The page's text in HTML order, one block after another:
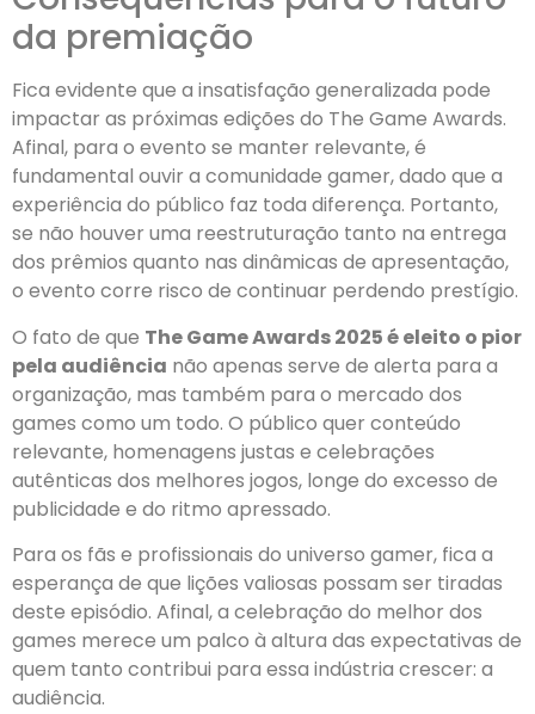
da premiação
Fica evidente que a insatisfação generalizada pode
impactar as próximas edições do The Game Awards.
Afinal, para o evento se manter relevante, é
fundamental ouvir a comunidade gamer, dado que a
experiência do público faz toda diferença. Portanto,
se não houver uma reestruturação tanto na entrega
dos prêmios quanto nas dinâmicas de apresentação,
o evento corre risco de continuar perdendo prestígio.
O fato de que The Game Awards 2025 é eleito o pior
pela audiência não apenas serve de alerta para a
organização, mas também para o mercado dos
games como um todo. O público quer conteúdo
relevante, homenagens justas e celebrações
autênticas dos melhores jogos, longe do excesso de
publicidade e do ritmo apressado.
Para os fãs e profissionais do universo gamer, fica a
esperança de que lições valiosas possam ser tiradas
deste episódio. Afinal, a celebração do melhor dos
games merece um palco à altura das expectativas de
quem tanto contribui para essa indústria crescer: a
audiência.